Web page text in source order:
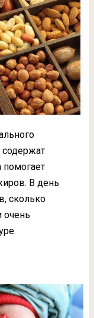
помогает
В день
сколько
очень